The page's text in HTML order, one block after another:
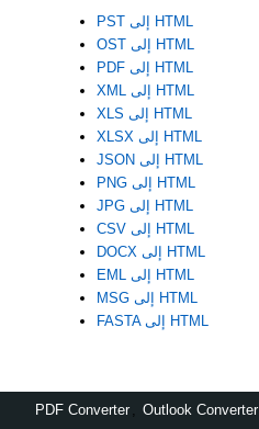
PST إلى HTML
OST إلى HTML
PDF إلى HTML
XML إلى HTML
XLS إلى HTML
XLSX إلى HTML
JSON إلى HTML
PNG إلى HTML
JPG إلى HTML
CSV إلى HTML
DOCX إلى HTML
EML إلى HTML
MSG إلى HTML
FASTA إلى HTML
PDF Converter Outlook Converter